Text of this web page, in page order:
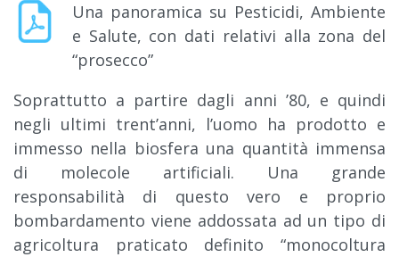
Una panoramica su Pesticidi, Ambiente
e Salute, con dati relativi alla zona del
“prosecco”
Soprattutto a partire dagli anni ’80, e quindi
negli ultimi trent’anni, l’uomo ha prodotto e
immesso nella biosfera una quantità immensa
di molecole artificiali. Una grande
responsabilità di questo vero e proprio
bombardamento viene addossata ad un tipo di
agricoltura praticato definito “monocoltura